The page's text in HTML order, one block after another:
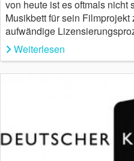
von heute ist es oftmals nicht
Musikbett für sein
aufwändige
Weiterlesen